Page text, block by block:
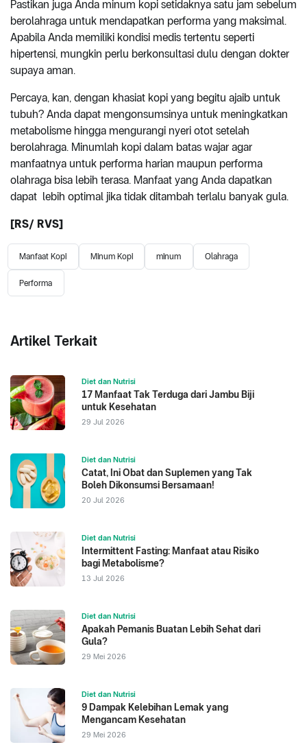
Pastikan juga Anda minum kopi setidaknya satu jam sebelum
berolahraga untuk mendapatkan performa yang maksimal.
Apabila Anda memiliki kondisi medis tertentu seperti
hipertensi, mungkin perlu berkonsultasi dulu dengan dokter
supaya aman.
Percaya, kan, dengan khasiat kopi yang begitu ajaib untuk
tubuh? Anda dapat mengonsumsinya untuk meningkatkan
metabolisme hingga mengurangi nyeri otot setelah
berolahraga. Minumlah kopi dalam batas wajar agar
manfaatnya untuk performa harian maupun performa
olahraga bisa lebih terasa. Manfaat yang Anda dapatkan
dapat lebih optimal jika tidak ditambah terlalu banyak gula.
[RS/ RVS]
Manfaat Kopi Minum Kopi minum Olahraga
Performa
Artikel Terkait
Diet dan Nutrisi
17 Manfaat Tak Terduga dari Jambu Biji
untuk Kesehatan
29 Jul 2026
Diet dan Nutrisi
Catat, Ini Obat dan Suplemen yang Tak
Boleh Dikonsumsi Bersamaan!
20 Jul 2026
Diet dan Nutrisi
Intermittent Fasting: Manfaat atau Risiko
bagi Metabolisme?
13 Jul 2026
Diet dan Nutrisi
Apakah Pemanis Buatan Lebih Sehat dari
Gula?
29 Mei 2026
Diet dan Nutrisi
9 Dampak Kelebihan Lemak yang
Mengancam Kesehatan
29 Mei 2026